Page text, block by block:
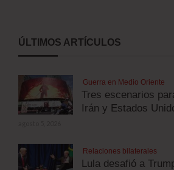
ÚLTIMOS ARTÍCULOS
Guerra en Medio Oriente
Tres escenarios
Irán y Estados
Relaciones bilaterales
Lula desafió a